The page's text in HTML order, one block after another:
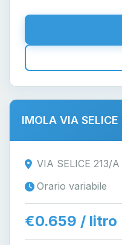
IMOLA VIA
VIA SELICE 213/
Orario variabile
€0.659 / litro